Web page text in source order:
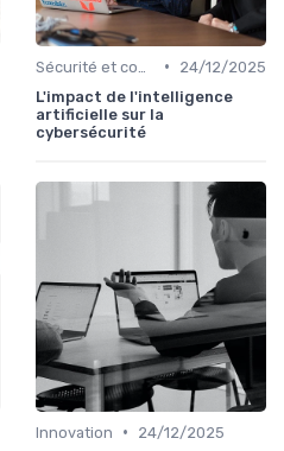
•
24/12/2025
L'impact de l'intelligence
artificielle sur la
cybersécurité
Innovation •
24/12/2025